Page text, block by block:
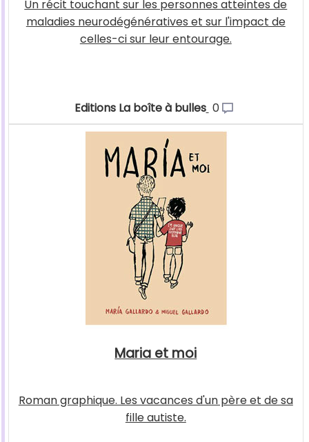
Un récit touchant sur les personnes atteintes de
maladies neurodégénératives et sur l'impact de
celles-ci sur leur entourage.
Editions La boîte à bulles 0
Maria et moi
Roman graphique. Les vacances d'un père et de sa
fille autiste.